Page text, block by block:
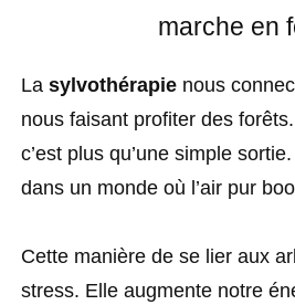
marche en
La sylvothérapie nous
nous faisant profiter des
c’est plus qu’une simple
dans un monde où l’air pur
Cette manière de se lier aux
stress. Elle augmente notre